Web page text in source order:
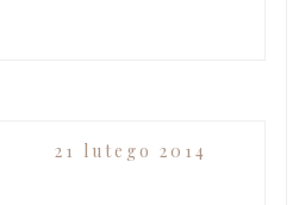
21 lutego 2014